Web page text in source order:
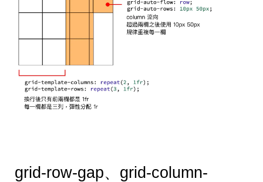
grid-row-gap、grid-column-